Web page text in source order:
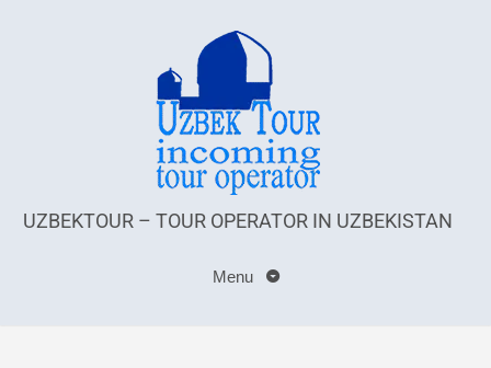
UZBEKTOUR – TOUR OPERATOR IN UZBEKISTAN
Menu